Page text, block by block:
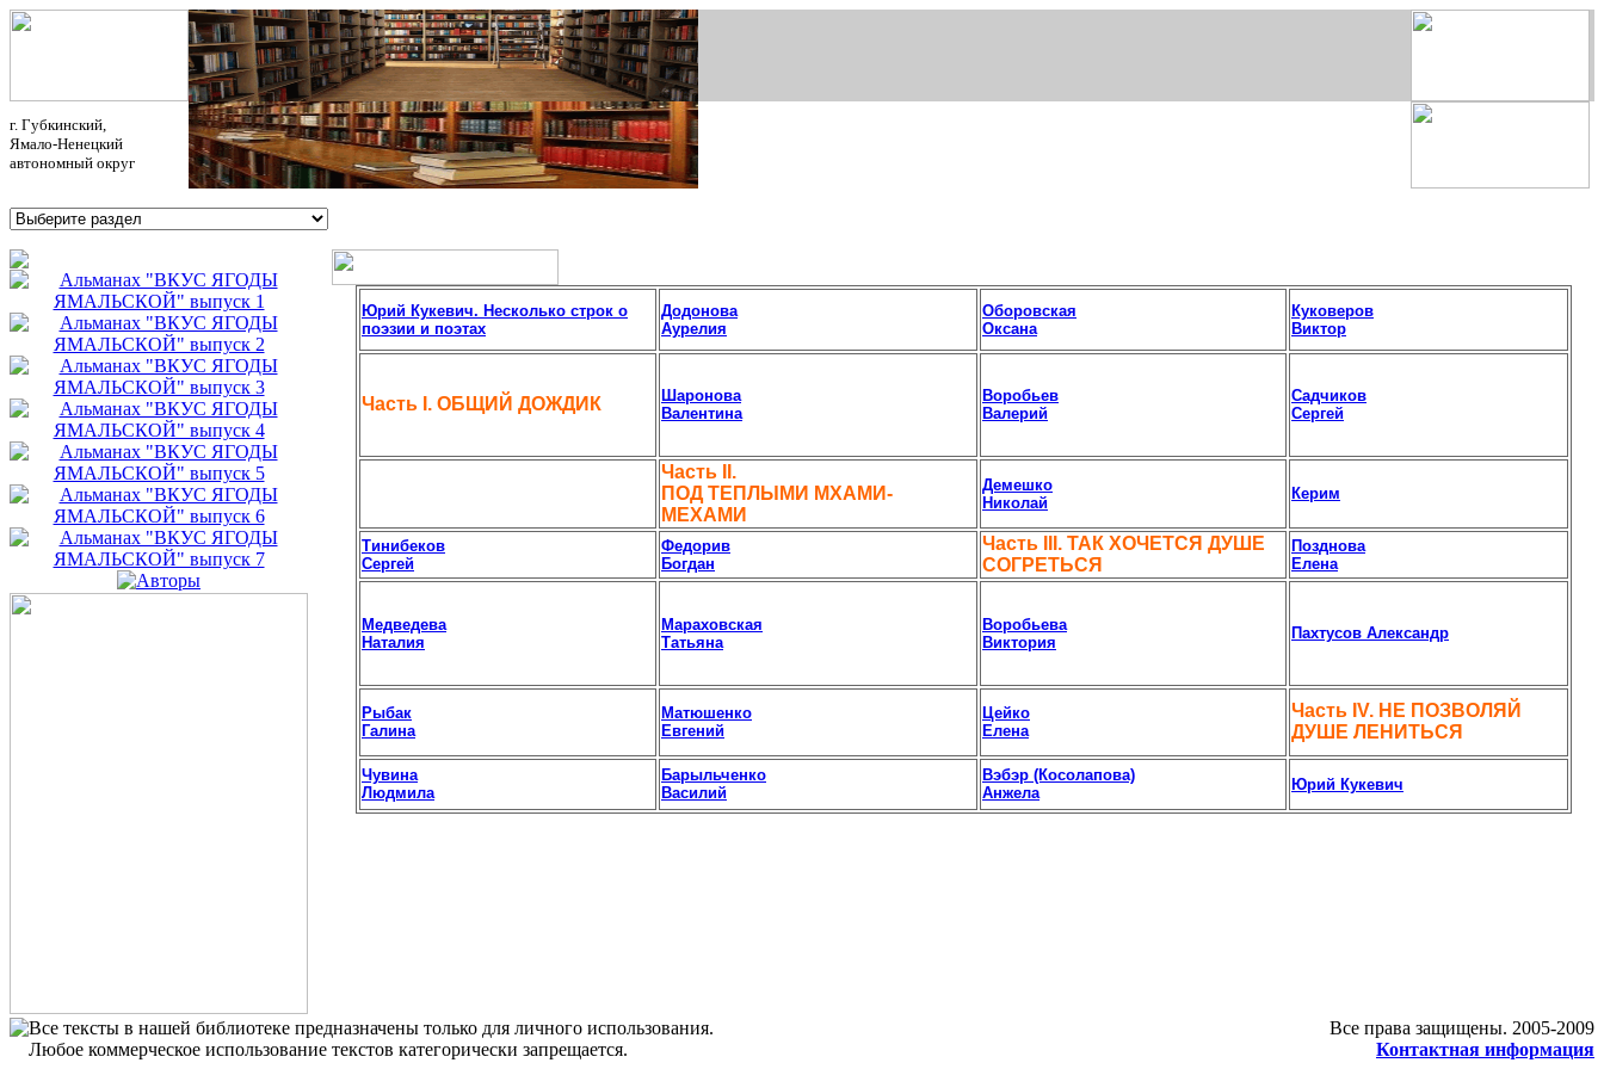
г. Губкинский,
Ямало-Ненецкий
автономный округ
Юрий Кукевич. Несколько строк о
поэзии и поэтах
Додонова
Аурелия
Оборовская
Оксана
Куковеров
Виктор
Часть I. ОБЩИЙ ДОЖДИК
Шаронова
Валентина
Воробьев
Валерий
Садчиков
Сергей
Часть II.
ПОД ТЕПЛЫМИ МХАМИ-
МЕХАМИ
Демешко
Николай
Керим
Тинибеков
Сергей
Федорив
Богдан
Часть III. ТАК ХОЧЕТСЯ ДУШЕ
СОГРЕТЬСЯ
Позднова
Елена
Медведева
Наталия
Мараховская
Татьяна
Воробьева
Виктория
Пахтусов Александр
Рыбак
Галина
Матюшенко
Евгений
Цейко
Елена
Часть IV. НЕ ПОЗВОЛЯЙ
ДУШЕ ЛЕНИТЬСЯ
Чувина
Людмила
Барыльченко
Василий
Вэбэр (Косолапова)
Анжела
Юрий Кукевич
Все тексты в нашей библиотеке предназначены только для личного использования.
Любое коммерческое использование текстов категорически запрещается.
Все права защищены. 2005-2009
Контактная информация